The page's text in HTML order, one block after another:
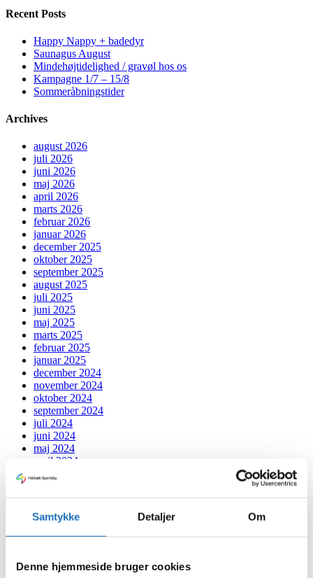
Samtykke Detaljer Om
Denne hjemmeside bruger cookies
Recent Posts
Happy Nappy + badedyr
Saunagus August
Mindehøjtidelighed / gravøl hos os
Kampagne 1/7 – 15/8
Sommeråbningstider
Archives
august 2026
juli 2026
juni 2026
maj 2026
april 2026
marts 2026
februar 2026
januar 2026
december 2025
oktober 2025
september 2025
august 2025
juli 2025
juni 2025
maj 2025
marts 2025
februar 2025
januar 2025
december 2024
november 2024
oktober 2024
september 2024
juli 2024
juni 2024
maj 2024
april 2024
marts 2024
januar 2024
december 2023
november 2023
oktober 2023
august 2023
juli 2023